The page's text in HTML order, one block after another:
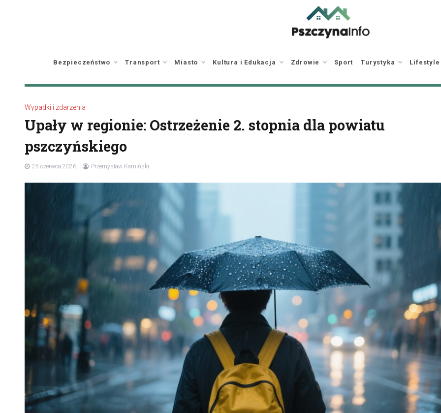
Bezpieczeństwo Transport Miasto Kultura i Edukacja Zdrowie Sport Turystyka Lifestyle
Wypadki i zdarzenia
Upały w regionie: Ostrzeżenie 2. stopnia dla powiatu
pszczyńskiego
25 czerwca 2026 Przemysław Kamiński